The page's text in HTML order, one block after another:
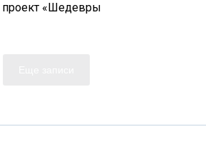
проект «Шедевры